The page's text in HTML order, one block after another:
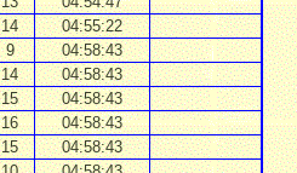
14
04:55:22
9
04:58:43
14
04:58:43
15
04:58:43
16
04:58:43
15
04:58:43